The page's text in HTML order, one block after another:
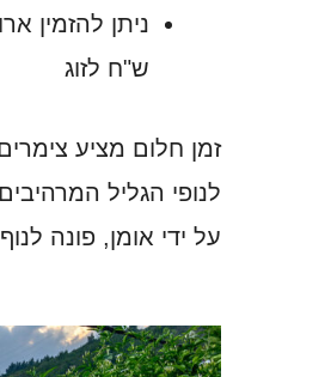
ש"ח לזוג
זמן חלום מציע
לנופי הגליל
על ידי אומן, פונה